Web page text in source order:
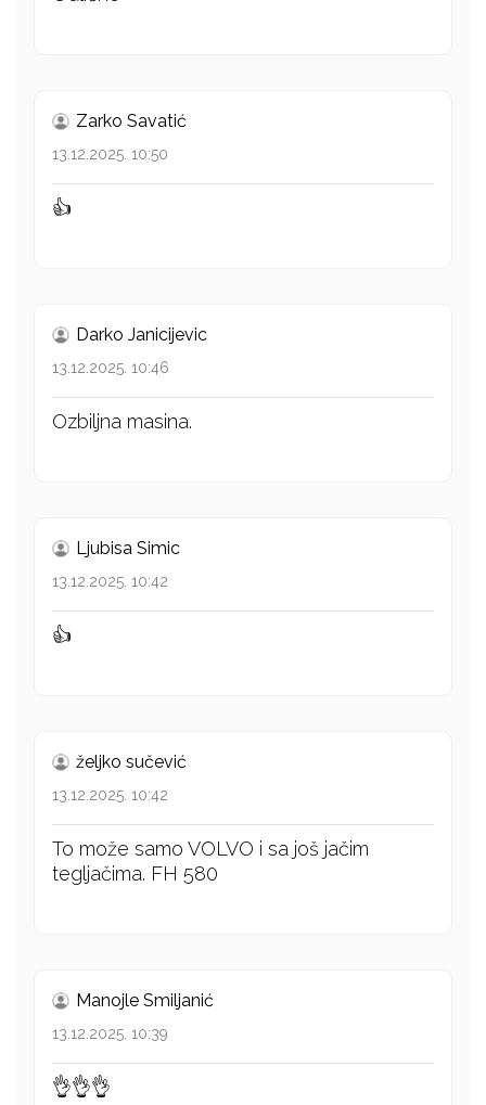
Zarko Savatić
13.12.2025. 10:50
👍
Darko Janicijevic
13.12.2025. 10:46
Ozbiljna masina.
Ljubisa Simic
13.12.2025. 10:42
👍
željko sučević
13.12.2025. 10:42
To može samo VOLVO i sa još jačim
tegljačima. FH 580
Manojle Smiljanić
13.12.2025. 10:39
👌👌👌